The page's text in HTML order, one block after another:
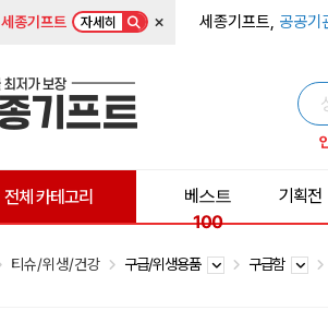
세종기프트 자세히 × 세종기프트, 공공기
전체 카테고리
베스트
100
기획전
티슈/위생/건강 구급/위생용품 구급함